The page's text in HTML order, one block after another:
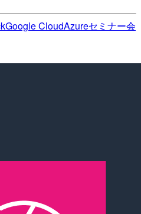
Google CloudAzureセミナー会